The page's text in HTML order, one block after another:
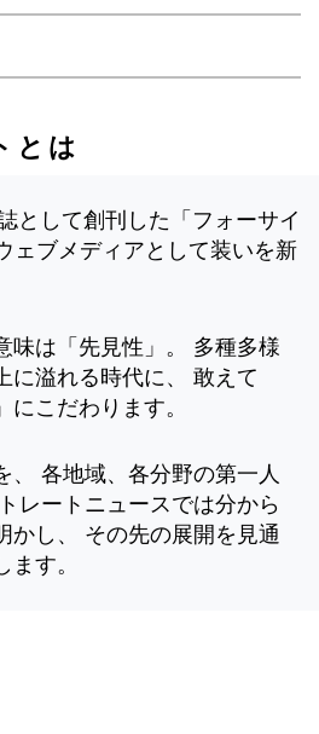
とは
として創刊した「フォーサイ
ェブメディアとして装いを新
味は「先見性」。 多種多様
に溢れる時代に、 敢えて
にこだわります。
、 各地域、各分野の第一人
レートニュースでは分から
かし、 その先の展開を見通
す。